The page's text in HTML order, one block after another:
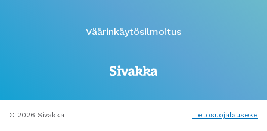
Väärinkäytösilmoitus
© 2026 Sivakka Tietosuojalauseke